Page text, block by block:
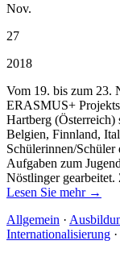
Nov.
27
2018
Vom 19. bis zum 23.
ERASMUS+ Projekts
Hartberg (Österreich)
Belgien, Finnland,
Schülerinnen/Schüler
Aufgaben zum
Nöstlinger gearbeitet.
Lesen Sie mehr →
Allgemein ·
Internationalisierung ·